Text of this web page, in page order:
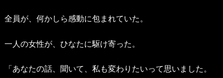
全員が、何かしら感動に包まれていた。
一人の女性が、ひなたに駆け寄った。
「あなたの話、聞いて、私も変わりたいって思いました。